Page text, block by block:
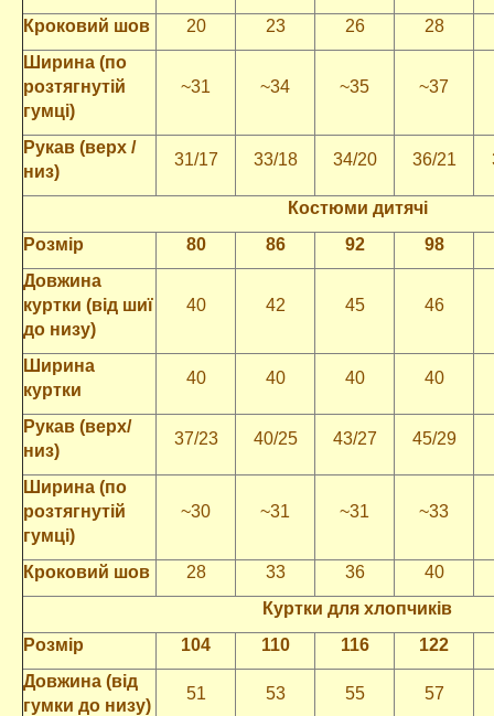
Кроковий шов 20 23 26
28
Ширина (по
розтягнутій
гумці)
~31 ~34 ~35 ~37
Рукав (верх /
низ)
31/17 33/18 34/20 36/21
Костюми дитячі
Розмір
80 86 92
98
Довжина
куртки (від шиї
до низу)
40 42 45 46
Ширина
куртки
40 40 40 40
Рукав (верх/
низ)
37/23 40/25 43/27 45/29
Ширина (по
розтягнутій
гумці)
~30 ~31 ~31 ~33
Кроковий шов 28 33 36
40
Куртки для хлопчиків
Розмір
104 110 116
122
Довжина (від
гумки до низу)
51 53 55 57